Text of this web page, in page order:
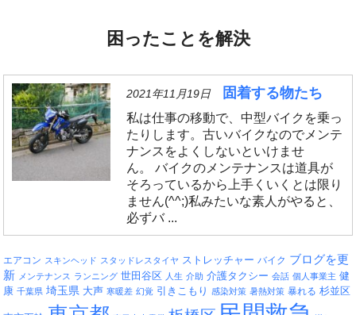
困ったことを解決
2021年11月19日 固着する物たち
私は仕事の移動で、中型バイクを乗っ
たりします。古いバイクなのでメンテ
ナンスをよくしないといけませ
ん。 バイクのメンテナンスは道具が
そろっているから上手くいくとは限り
ません(^^;)私みたいな素人がやると、
必ずバ ...
エアコン スキンヘッド スタッドレスタイヤ ストレッチャー バイク ブログを更
新 メンテナンス ランニング 世田谷区 人生 介助 介護タクシー 会話 個人事業主 健
康 千葉県 埼玉県 大声 寒暖差 幻覚 引きこもり 感染対策 暑熱対策 暴れる 杉並区